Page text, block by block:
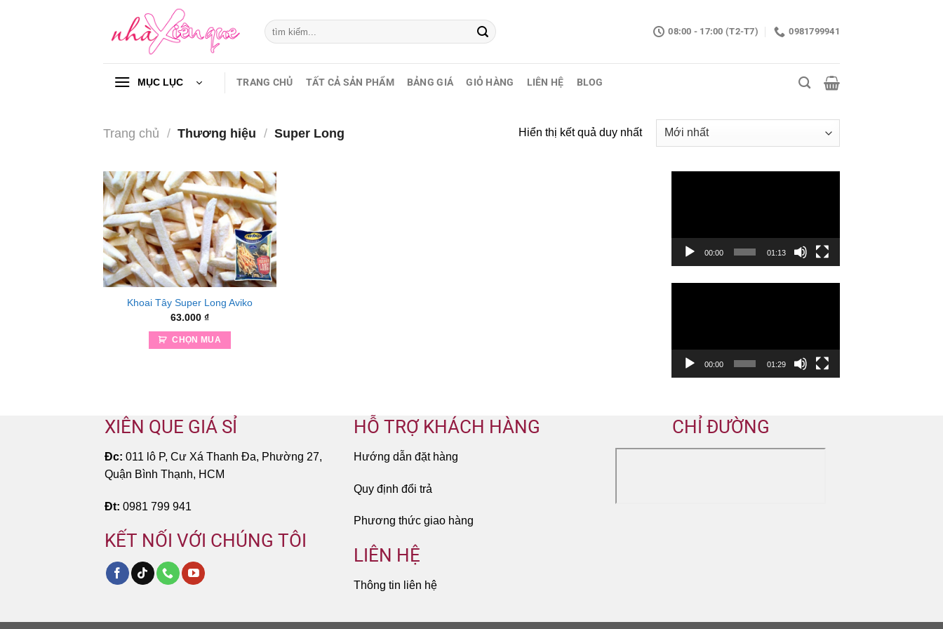
Tìm
kiếm:
08:00 - 17:00 (T2-T7) 0981799941
MỤC LỤC TRANG CHỦ TẤT CẢ SẢN PHẨM BẢNG GIÁ GIỎ HÀNG LIÊN HỆ BLOG
Trang chủ / Thương hiệu / Super Long Hiển thị kết quả duy nhất
Khoai Tây Super Long Aviko
63.000 ₫
CHỌN MUA
00:00 01:13
00:00 01:29
XIÊN QUE GIÁ SỈ
Đc: 011 lô P, Cư Xá Thanh Đa, Phường 27,
Quận Bình Thạnh, HCM
Đt: 0981 799 941
KẾT NỐI VỚI CHÚNG TÔI
HỖ TRỢ KHÁCH HÀNG
Hướng dẫn đặt hàng
Quy định đổi trả
Phương thức giao hàng
LIÊN HỆ
Thông tin liên hệ
CHỈ ĐƯỜNG